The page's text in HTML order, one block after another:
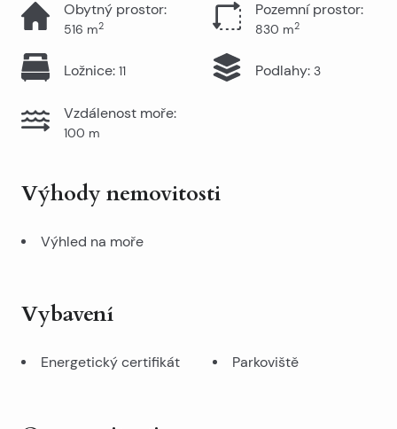
Obytný prostor:
516 m2
Pozemní prostor:
830 m2
Ložnice: 11 Podlahy: 3
Vzdálenost moře:
100 m
Výhody nemovitosti
Výhled na moře
Vybavení
Energetický certifikát Parkoviště